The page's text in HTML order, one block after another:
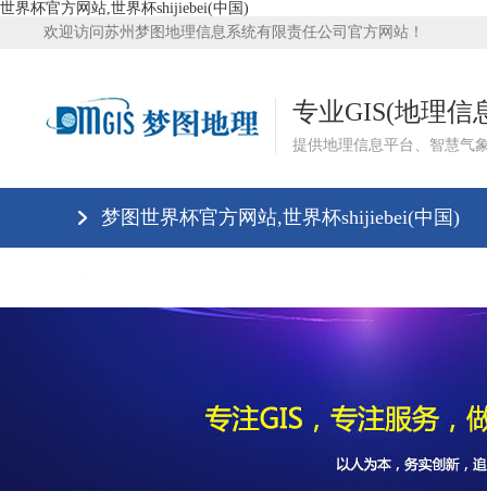
世界杯官方网站,世界杯shijiebei(中国)
欢迎访问苏州梦图地理信息系统有限责任公司官方网站！
专业GIS(地理信
提供地理信息平台、智慧气
梦图世界杯官方网站,世界杯shijiebei(中国)